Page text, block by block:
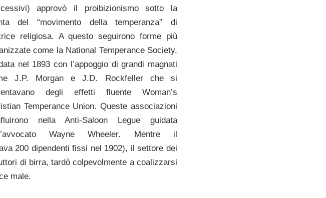
approvò il proibizionismo sotto la
del “movimento della temperanza” di
religiosa. A questo seguirono forme più
come la National Temperance Society,
nel 1893 con l’appoggio di grandi magnati
J.P. Morgan e J.D. Rockfeller che si
degli effetti fluente Woman’s
Temperance Union. Queste associazioni
nella Anti-Saloon Legue guidata
Wayne Wheeler. Mentre il
200 dipendenti fissi nel 1902), il settore dei
di birra, tardò colpevolmente a coalizzarsi
male.